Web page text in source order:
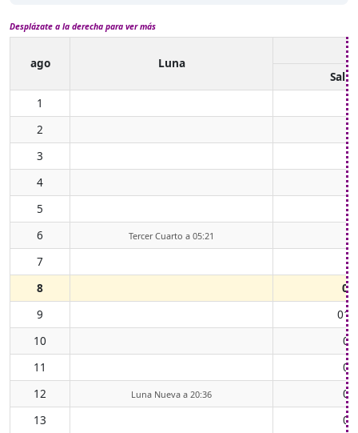
Desplázate a la derecha para ver más
ago
Luna
1
2
3
4
5
6
Tercer Cuarto a 05:21
7
8
9
10
11
12
Luna Nueva a 20:36
13